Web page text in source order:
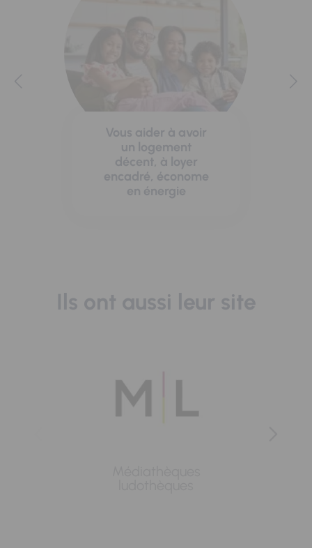
Vous aider à avoir
un logement
décent, à loyer
encadré, économe
en énergie
Ils ont aussi leur site